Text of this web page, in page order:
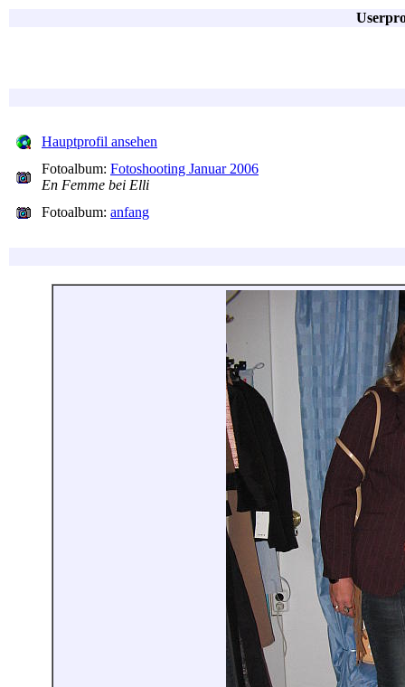
Hauptprofil ansehen
Fotoalbum: Fotoshooting Januar 2006
En Femme bei Elli
Fotoalbum: anfang